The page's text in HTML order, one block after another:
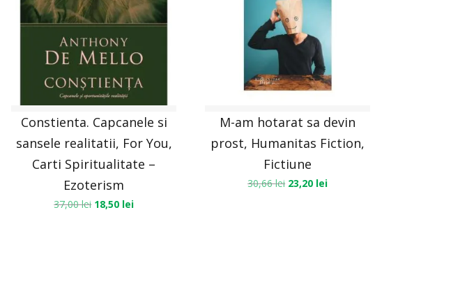
Constienta. Capcanele si
sansele realitatii, For You,
Carti Spiritualitate –
Ezoterism
37,00lei 18,50 lei
M-am hotarat sa devin
prost, Humanitas Fiction,
Fictiune
30,66lei 23,20 lei